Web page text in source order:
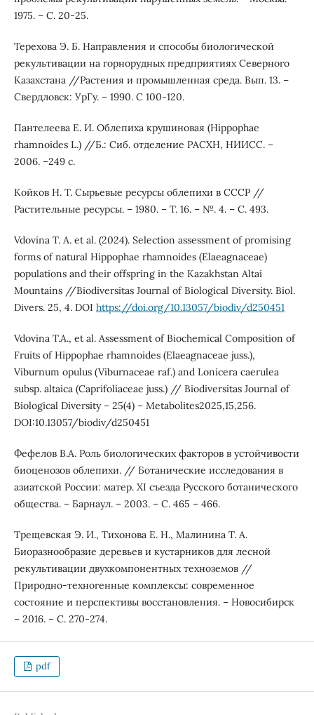
1975. – С. 20-25.
Терехова Э. Б. Направления и способы биологической
рекультивации на горнорудных предприятиях Северного
Казахстана //Растения и промышленная среда. Вып. 13. –
Свердловск: УрГу. – 1990. С 100-120.
Пантелеева Е. И. Облепиха крушиновая (Hippophae
rhamnoides L.) //Б.: Сиб. отделение РАСХН, НИИСС. –
2006. –249 с.
Койков Н. Т. Сырьевые ресурсы облепихи в СССР //
Растительные ресурсы. – 1980. – Т. 16. – №. 4. – С. 493.
Vdovina T. A. et al. (2024). Selection assessment of promising
forms of natural Hippophae rhamnoides (Elaeagnaceae)
populations and their offspring in the Kazakhstan Altai
Mountains //Biodiversitas Journal of Biological Diversity. Biol.
Divers. 25, 4. DOI https://doi.org/10.13057/biodiv/d250451
Vdovina Т.А., et al. Assessment of Biochemical Composition of
Fruits of Hippophae rhamnoides (Elaeagnaceae juss.),
Viburnum opulus (Viburnaceae raf.) and Lonicera caerulea
subsp. altaica (Caprifoliaceae juss.) // Biodiversitas Journal of
Biological Diversity – 25(4) – Metabolites2025,15,256.
DOI:10.13057/biodiv/d250451
Фефелов В.А. Роль биологических факторов в устойчивости
биоценозов облепихи. // Ботанические исследования в
азиатской России: матер. ХI съезда Русского ботанического
общества. – Барнаул. – 2003. – С. 465 – 466.
Трещевская Э. И., Тихонова Е. Н., Малинина Т. А.
Биоразнообразие деревьев и кустарников для лесной
рекультивации двухкомпонентных техноземов //
Природно-техногенные комплексы: современное
состояние и перспективы восстановления. – Новосибирск
– 2016. – С. 270-274.
pdf